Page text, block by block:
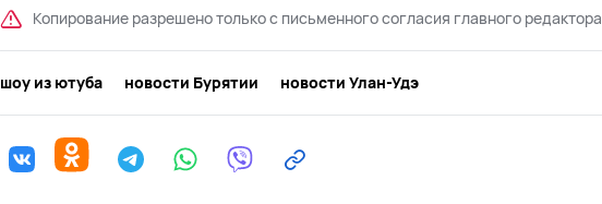
Копирование разрешено только с письменного согласия главного редактора
шоу из ютуба новости Бурятии новости Улан-Удэ